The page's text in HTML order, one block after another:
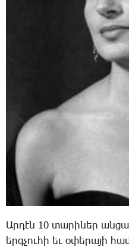
Ար­դէն 10 տա­րի­ներ
երգ­չու­հի եւ օ­փե­րա­յի